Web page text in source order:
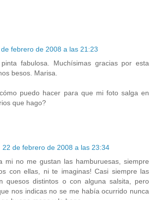
de febrero de 2008 a las 21:23
fabulosa. Muchísimas gracias por esta
besos. Marisa.
puedo hacer para que mi foto salga en
que hago?
22 de febrero de 2008 a las 23:34
mi no me gustan las hamburuesas, siempre
con ellas, ni te imaginas! Casi siempre las
quesos distintos o con alguna salsita, pero
nos indicas no se me había ocurrido nunca